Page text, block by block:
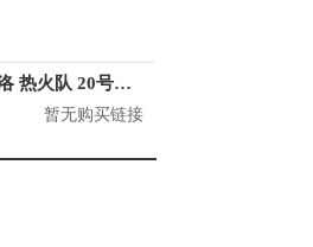
Nike 温斯洛 热火队 20号球衣
暂无购买链接